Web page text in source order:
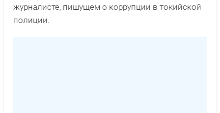
журналисте, пишущем о коррупции в токийской
полиции.